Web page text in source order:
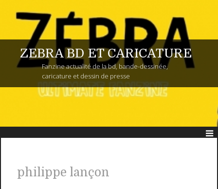
ZEBRA BD ET CARICATURE
Fanzine actualité de la bd, bande-dessinée,
caricature et dessin de presse
philippe lançon